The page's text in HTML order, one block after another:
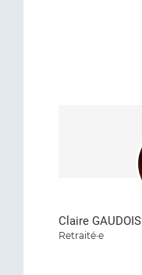
Claire GAUDOIS
Retraité·e